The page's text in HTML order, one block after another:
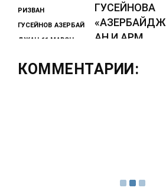
РИЗВАН
ГУСЕЙНОВ АЗЕРБАЙ
ДЖАН 11 MARCH
Анализ и
ГУСЕЙНОВА
«АЗЕРБАЙДЖ
АН И АРМ...
ГУСЕЙНОВ
АЗЕРБАЙ
английском
КОММЕНТАРИИ: